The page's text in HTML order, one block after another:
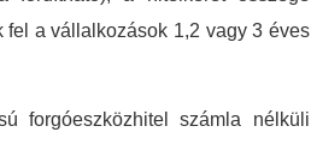
fel a vállalkozások 1,2 vagy 3 éves
forgóeszközhitel számla nélküli